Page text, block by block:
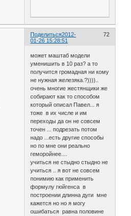
Поделиться 72
2012-
01-26 15:28:51
может маштаб модели
уменишить в 10 раз? а то
получится громадная ни кому
не нужная железяка.?))))..
очень многие жестянщики же
собирают как то способом
который описал Павел... я
тоже в их числе и им
переходы да он не совсем
точен ... подрезать потом
надо ...есть другие способы
но по мне они реально
геморойнее....
учиться не стыдно стыдно не
учиться .. я вот не совсем
понимию как применить
формулу гюйгенса в
построении длинна дуги мне
кажется но но я могу
ошибаться равна половине